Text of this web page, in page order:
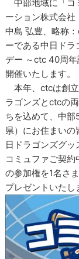
中部地域に「コ
ーション株式会社
中島 弘豊、略称
ーである中日ド
デー ～ctc 40周
開催いたします。
本年、ctcは創
ラゴンズとctcの
ちを込めて、中
県）にお住まいの
日ドラゴンズグッ
コミュファご契
の参加権を1名さ
プレゼントいたし